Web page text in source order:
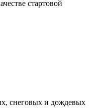
стартовой
снеговых и дождевых